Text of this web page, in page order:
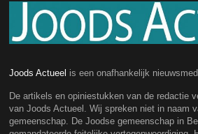
Joods Actueel is een onafhankelijk
De artikels en opiniestukken van de redactie
van Joods Actueel. Wij spreken niet in naam
gemeenschap. De Joodse gemeenschap in